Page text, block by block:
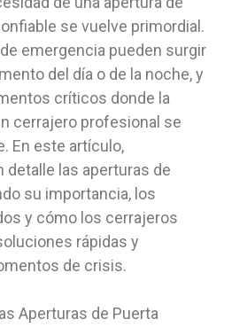
se vuelve primordial.
emergencia pueden surgir
del día o de la noche, y
críticos donde la
cerrajero profesional se
En este artículo,
detalle las aperturas de
su importancia, los
y cómo los cerrajeros
rápidas y
de crisis.
Aperturas de Puerta